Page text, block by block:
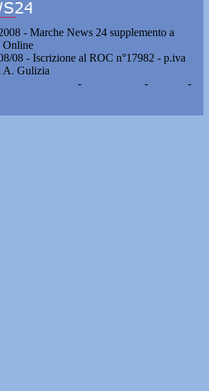
- Marche News 24 supplemento a
Online
08 - Iscrizione al ROC n°17982 - p.iva
A. Gulizia
- -
-